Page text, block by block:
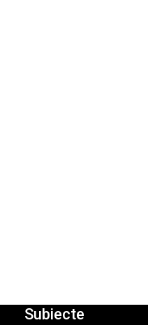
Subiecte